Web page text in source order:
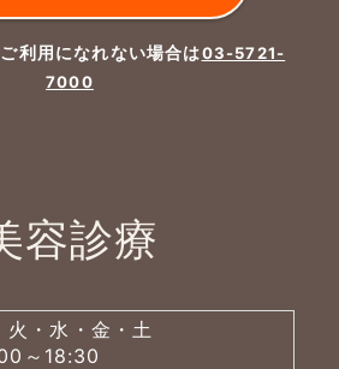
利用になれない場合は03-5721-
7000
容診療
火・水・金・土
～18:30